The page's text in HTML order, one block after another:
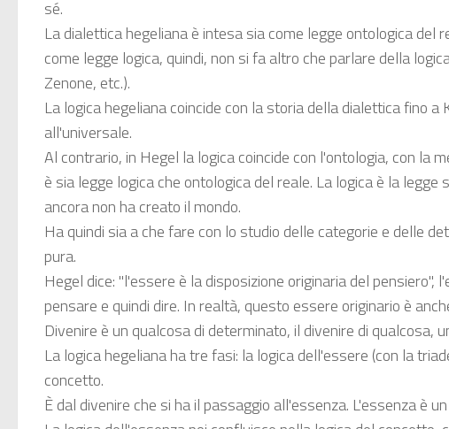
sé.
La dialettica hegeliana è intesa sia come legge ontologica del
come legge logica, quindi, non si fa altro che parlare della
Zenone, etc.).
La logica hegeliana coincide con la storia della dialettica fino
all'universale.
Al contrario, in Hegel la logica coincide con l'ontologia, con la
è sia legge logica che ontologica del reale. La logica è la
ancora non ha creato il mondo.
Ha quindi sia a che fare con lo studio delle categorie e delle
pura.
Hegel dice: "l'essere è la disposizione originaria del
pensare e quindi dire. In realtà, questo essere originario è
Divenire è un qualcosa di determinato, il divenire di qualcosa,
La logica hegeliana ha tre fasi: la logica dell'essere (con la
concetto.
È dal divenire che si ha il passaggio all'essenza. L'essenza è